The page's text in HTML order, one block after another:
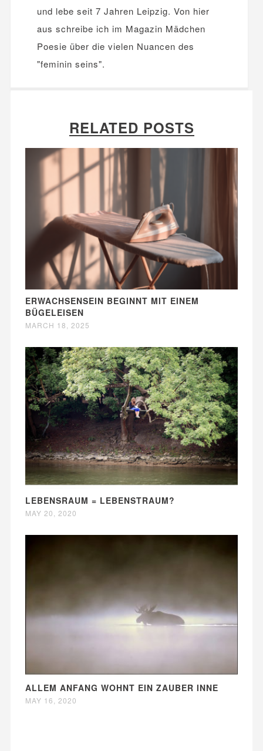
und lebe seit 7 Jahren Leipzig. Von hier
aus schreibe ich im Magazin Mädchen
Poesie über die vielen Nuancen des
"feminin seins".
RELATED POSTS
ERWACHSENSEIN BEGINNT MIT EINEM
BÜGELEISEN
MARCH 18, 2025
LEBENSRAUM = LEBENSTRAUM?
MAY 20, 2020
ALLEM ANFANG WOHNT EIN ZAUBER INNE
MAY 16, 2020